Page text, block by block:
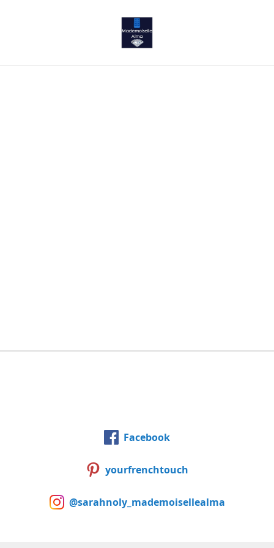
Facebook
yourfrenchtouch
@sarahnoly_mademoisellealma